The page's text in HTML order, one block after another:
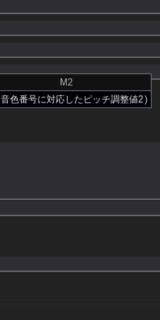
M2
音色番号に対応したピッチ調整値2)